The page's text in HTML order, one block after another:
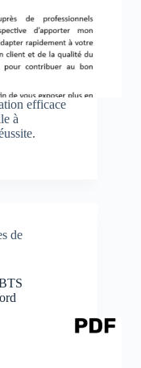
efficace
à
de